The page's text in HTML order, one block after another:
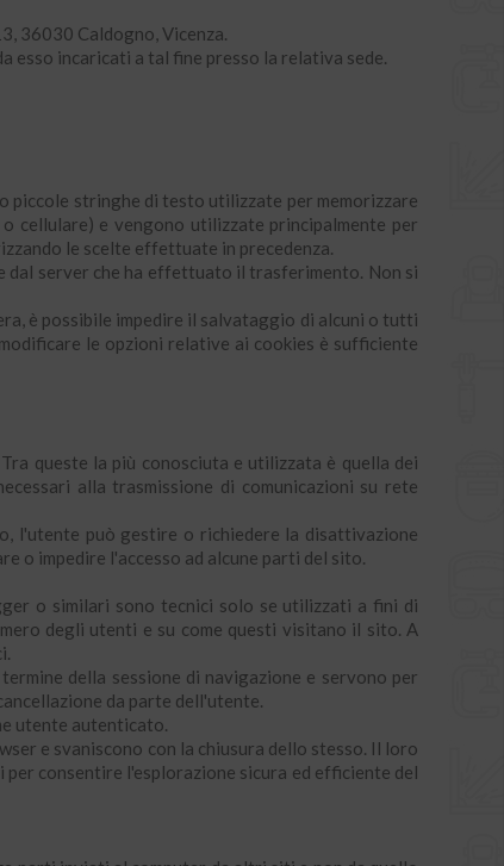
36030 Caldogno, Vicenza.
esso incaricati a tal fine presso la relativa sede.
piccole stringhe di testo utilizzate per memorizzare
cellulare) e vengono utilizzate principalmente per
le scelte effettuate in precedenza.
dal server che ha effettuato il trasferimento. Non si
è possibile impedire il salvataggio di alcuni o tutti
le opzioni relative ai cookies è sufficiente
queste la più conosciuta e utilizzata è quella dei
alla trasmissione di comunicazioni su rete
l'utente può gestire o richiedere la disattivazione
o impedire l'accesso ad alcune parti del sito.
o similari sono tecnici solo se utilizzati a fini di
degli utenti e su come questi visitano il sito. A
della sessione di navigazione e servono per
da parte dell'utente.
utente autenticato.
e svaniscono con la chiusura dello stesso. Il loro
consentire l'esplorazione sicura ed efficiente del